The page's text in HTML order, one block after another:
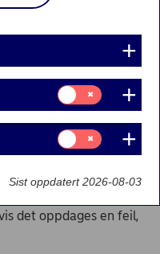
aktuell konto og så på
konto og så på
denne siden.
det oppdages en feil,
Samtykke
til:
Statistikk
Samtykke
til:
Markedsføring
Sist oppdatert 2026-08-03